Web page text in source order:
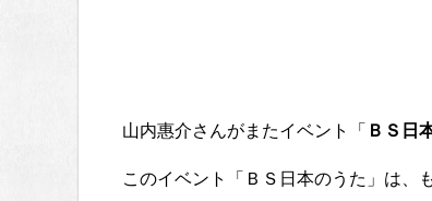
山内惠介さんがまたイベント「 ＢＳ日
このイベント「ＢＳ日本のうた」は、